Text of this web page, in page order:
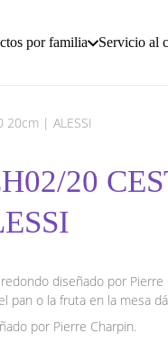
por familia Servicio al
20cm | ALESSI
20
diseñado por
pan o la fruta en la mesa
por Pierre Charpin.